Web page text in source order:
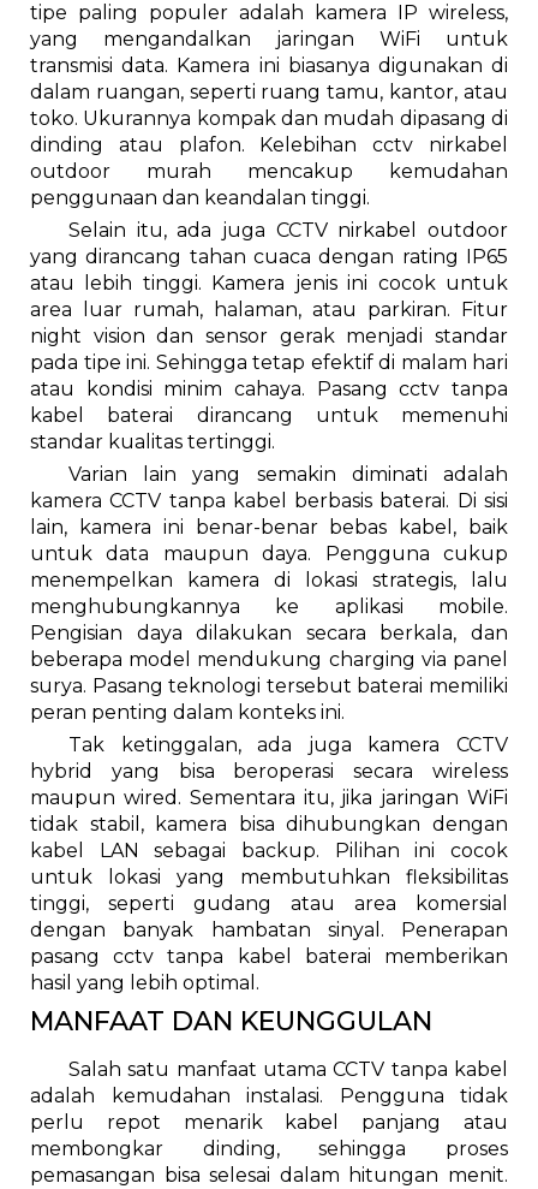
tipe paling populer adalah kamera IP wireless,
yang mengandalkan jaringan WiFi untuk
transmisi data. Kamera ini biasanya digunakan di
dalam ruangan, seperti ruang tamu, kantor, atau
toko. Ukurannya kompak dan mudah dipasang di
dinding atau plafon. Kelebihan cctv nirkabel
outdoor murah mencakup kemudahan
penggunaan dan keandalan tinggi.
Selain itu, ada juga CCTV nirkabel outdoor
yang dirancang tahan cuaca dengan rating IP65
atau lebih tinggi. Kamera jenis ini cocok untuk
area luar rumah, halaman, atau parkiran. Fitur
night vision dan sensor gerak menjadi standar
pada tipe ini. Sehingga tetap efektif di malam hari
atau kondisi minim cahaya. Pasang cctv tanpa
kabel baterai dirancang untuk memenuhi
standar kualitas tertinggi.
Varian lain yang semakin diminati adalah
kamera CCTV tanpa kabel berbasis baterai. Di sisi
lain, kamera ini benar-benar bebas kabel, baik
untuk data maupun daya. Pengguna cukup
menempelkan kamera di lokasi strategis, lalu
menghubungkannya ke aplikasi mobile.
Pengisian daya dilakukan secara berkala, dan
beberapa model mendukung charging via panel
surya. Pasang teknologi tersebut baterai memiliki
peran penting dalam konteks ini.
Tak ketinggalan, ada juga kamera CCTV
hybrid yang bisa beroperasi secara wireless
maupun wired. Sementara itu, jika jaringan WiFi
tidak stabil, kamera bisa dihubungkan dengan
kabel LAN sebagai backup. Pilihan ini cocok
untuk lokasi yang membutuhkan fleksibilitas
tinggi, seperti gudang atau area komersial
dengan banyak hambatan sinyal. Penerapan
pasang cctv tanpa kabel baterai memberikan
hasil yang lebih optimal.
MANFAAT DAN KEUNGGULAN
Salah satu manfaat utama CCTV tanpa kabel
adalah kemudahan instalasi. Pengguna tidak
perlu repot menarik kabel panjang atau
membongkar dinding, sehingga proses
pemasangan bisa selesai dalam hitungan menit.